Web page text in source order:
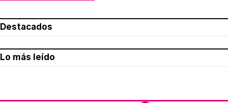
Destacados
Lo más leído